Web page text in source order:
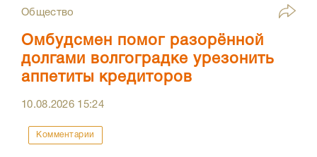
Общество
Омбудсмен помог разорённой
долгами волгоградке урезонить
аппетиты кредиторов
10.08.2026 15:24
Комментарии